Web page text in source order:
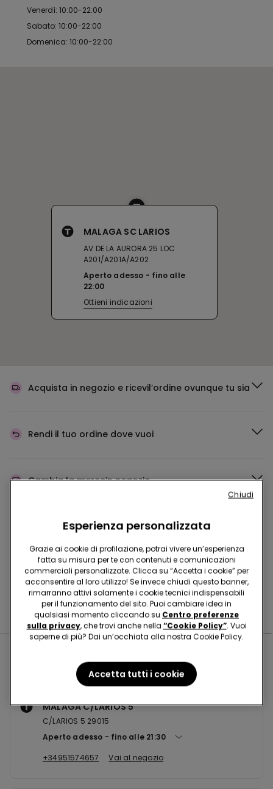
Venerdì: 10:00-22:00
Sabato: 10:00-22:00
Domenica: 10:00-22:00
MALAGA SC LARIOS
AV DE LA AURORA 25 LOC
A201/A201A/A202
Aperto adesso
fino alle
22:00
Ottieni indicazioni
Acquista in negozio e ricevil’ordine ovunque tu sia
Rendi il tuo ordine dove vuoi
Cambia la mercein negozio
Programma FedeltàTEZENIS TALENT
Hai domande sulle misure di sicurezza nei nostri store?
Leggi le nostre FAQ
Negozi nelle vicinanze
MALAGA C/LARIOS 5
C/LARIOS 5 29015
Aperto adesso
fino alle 21:30
+34951574657
Vai al negozio
Esperienza personalizzata
Grazie ai cookie di profilazione, potrai vivere un’esperienza
fatta su misura per te con contenuti e comunicazioni
commerciali personalizzate. Clicca su “Accetta i cookie” per
acconsentire al loro utilizzo! Se invece chiudi questo banner,
rimarranno attivi solamente i cookie tecnici indispensabili
per il funzionamento del sito. Puoi cambiare idea in
qualsiasi momento cliccando su Centro preferenze
sulla privacy, che trovi anche nella “Cookie Policy”. Vuoi
saperne di più? Dai un’occhiata alla nostra Cookie Policy.
Accetta tutti i cookie
Chiudi